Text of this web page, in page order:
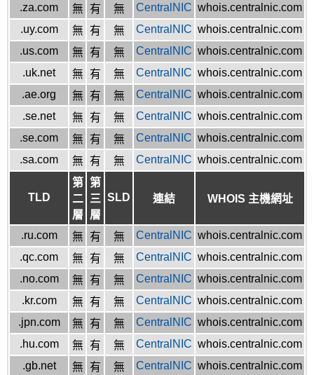
.za.com
無 有 無 CentralNIC whois.centralnic.com
.uy.com
無 有 無 CentralNIC whois.centralnic.com
.us.com
無 有 無 CentralNIC whois.centralnic.com
.uk.net
無 有 無 CentralNIC whois.centralnic.com
.ae.org
無 有 無 CentralNIC whois.centralnic.com
.se.net
無 有 無 CentralNIC whois.centralnic.com
.se.com
無 有 無 CentralNIC whois.centralnic.com
.sa.com
無 有 無 CentralNIC whois.centralnic.com
TLD
第
二
層
第
三
層
SLD 連結 WHOIS 主機網址
.ru.com 無 有 無 CentralNIC whois.centralnic.com
.qc.com
無 有 無 CentralNIC whois.centralnic.com
.no.com
無 有 無 CentralNIC whois.centralnic.com
.kr.com
無 有 無 CentralNIC whois.centralnic.com
.jpn.com
無 有 無 CentralNIC whois.centralnic.com
.hu.com
無 有 無 CentralNIC whois.centralnic.com
.gb.net
無 有 無 CentralNIC whois.centralnic.com